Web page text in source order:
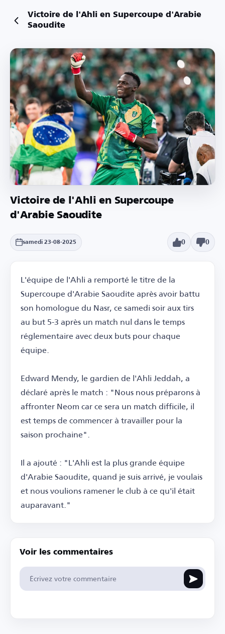
Victoire de l'Ahli en Supercoupe d'Arabie
Saoudite
Victoire de l'Ahli en Supercoupe
d'Arabie Saoudite
samedi 23-08-2025 0 0
L'équipe de l'Ahli a remporté le titre de la
Supercoupe d'Arabie Saoudite après avoir battu
son homologue du Nasr, ce samedi soir aux tirs
au but 5-3 après un match nul dans le temps
réglementaire avec deux buts pour chaque
équipe.
Edward Mendy, le gardien de l'Ahli Jeddah, a
déclaré après le match : "Nous nous préparons à
affronter Neom car ce sera un match difficile, il
est temps de commencer à travailler pour la
saison prochaine".
Il a ajouté : "L'Ahli est la plus grande équipe
d'Arabie Saoudite, quand je suis arrivé, je voulais
et nous voulions ramener le club à ce qu'il était
auparavant."
Voir les commentaires